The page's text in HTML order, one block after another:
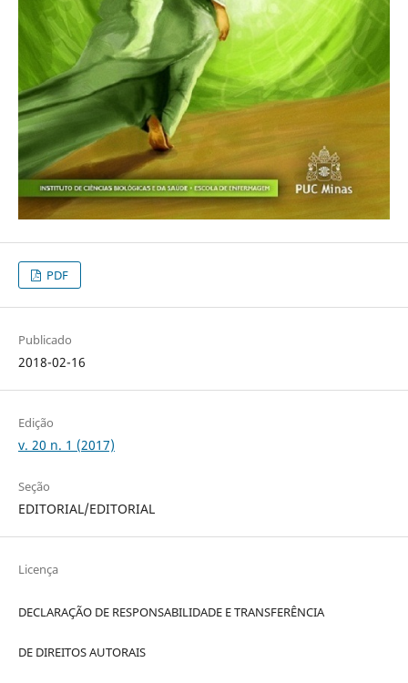
PDF
Publicado
2018-02-16
Edição
v. 20 n. 1 (2017)
Seção
EDITORIAL/EDITORIAL
Licença
DECLARAÇÃO DE RESPONSABILIDADE E TRANSFERÊNCIA
DE DIREITOS AUTORAIS